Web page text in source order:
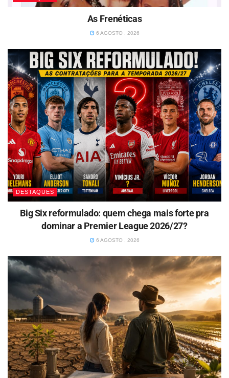
As Frenéticas
6 AGOSTO , 2026
DESTAQUES
Big Six reformulado: quem chega mais forte pra
dominar a Premier League 2026/27?
6 AGOSTO , 2026